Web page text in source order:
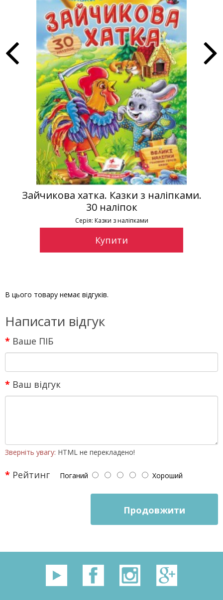
Зайчикова хатка. Казки з наліпками.
30 наліпок
Серія: Казки з наліпками
Купити
В цього товару немає відгуків.
Написати відгук
Ваше ПІБ
Ваш відгук
Зверніть увагу: HTML не перекладено!
Рейтинг Поганий Хороший
Продовжити